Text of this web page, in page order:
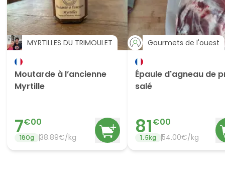
MYRTILLES DU TRIMOULET
Moutarde à l’ancienne
Myrtille
7€00
180g 38.89€/kg
Gourmets de l'ouest
Épaule d'agneau de
salé
81€00
1.5kg 54.00€/kg